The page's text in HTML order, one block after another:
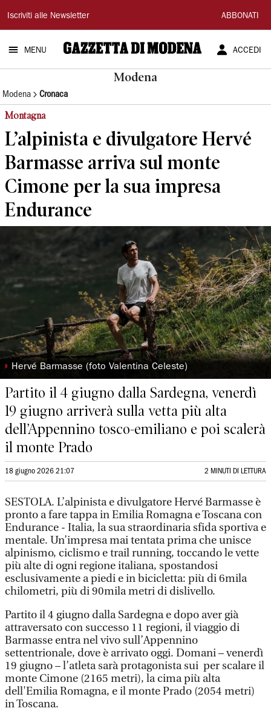
Gazzetta
di
Modena
Iscriviti alle Newsletter ABBONATI
MENU ACCEDI
Modena
Modena Cronaca
Montagna
L’alpinista e divulgatore Hervé
Barmasse arriva sul monte
Cimone per la sua impresa
Endurance
◗ Hervé Barmasse (foto Valentina Celeste)
Partito il 4 giugno dalla Sardegna, venerdì
19 giugno arriverà sulla vetta più alta
dell’Appennino tosco-emiliano e poi scalerà
il monte Prado
18 giugno 2026 21:07 2 MINUTI DI LETTURA
SESTOLA. L’alpinista e divulgatore Hervé Barmasse è
pronto a fare tappa in Emilia Romagna e Toscana con
Endurance - Italia, la sua straordinaria sfida sportiva e
mentale. Un’impresa mai tentata prima che unisce
alpinismo, ciclismo e trail running, toccando le vette
più alte di ogni regione italiana, spostandosi
esclusivamente a piedi e in bicicletta: più di 6mila
chilometri, più di 90mila metri di dislivello.
Partito il 4 giugno dalla Sardegna e dopo aver già
attraversato con successo 11 regioni, il viaggio di
Barmasse entra nel vivo sull’Appennino
settentrionale, dove è arrivato oggi. Domani – venerdì
19 giugno – l’atleta sarà protagonista sui per scalare il
monte Cimone (2165 metri), la cima più alta
dell'Emilia Romagna, e il monte Prado (2054 metri)
in Toscana.